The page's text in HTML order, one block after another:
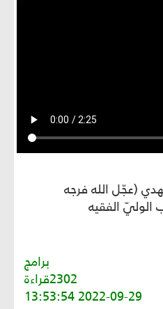
(عجّل الله فرجه
الفقيه
برامج
2302قراءة
2022-09-29 13:53:54